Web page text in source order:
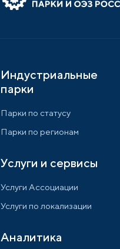
Индустриальные
парки
Парки по статусу
Парки по регионам
Услуги и сервисы
Услуги Ассоциации
Услуги по локализации
Аналитика